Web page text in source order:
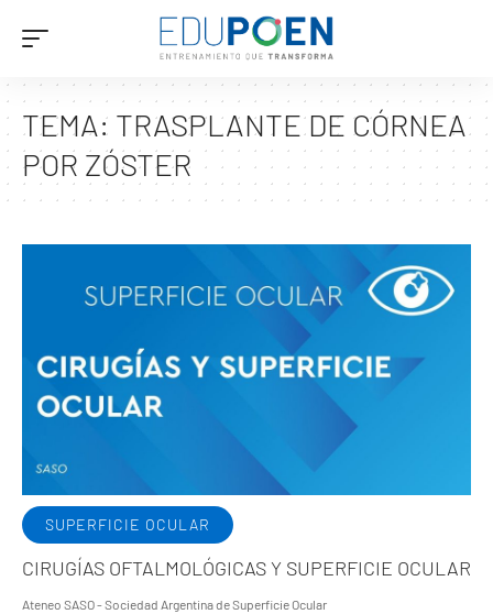
TEMA: TRASPLANTE DE CÓRNEA
POR ZÓSTER
SUPERFICIE OCULAR
CIRUGÍAS OFTALMOLÓGICAS Y SUPERFICIE OCULAR
Ateneo SASO - Sociedad Argentina de Superficie Ocular